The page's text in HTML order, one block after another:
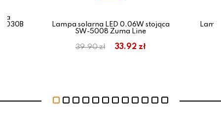
Lampa solarna LED 0,06W stojąca
SW-5008 Zuma Line
39.90 zł 33.92 zł